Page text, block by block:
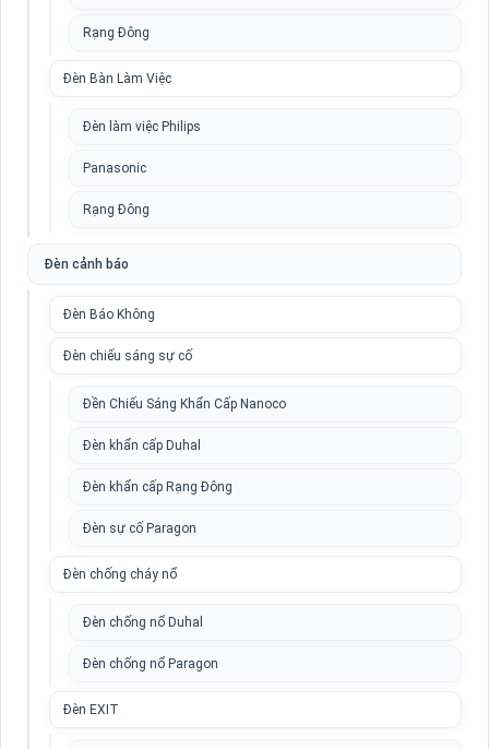
Rạng Đông
Đèn Bàn Làm Việc
Đèn làm việc Philips
Panasonic
Rạng Đông
Đèn cảnh báo
Đèn Báo Không
Đèn chiếu sáng sự cố
Đền Chiếu Sáng Khẩn Cấp Nanoco
Đèn khẩn cấp Duhal
Đèn khẩn cấp Rạng Đông
Đèn sự cố Paragon
Đèn chống cháy nổ
Đèn chống nổ Duhal
Đèn chống nổ Paragon
Đèn EXIT